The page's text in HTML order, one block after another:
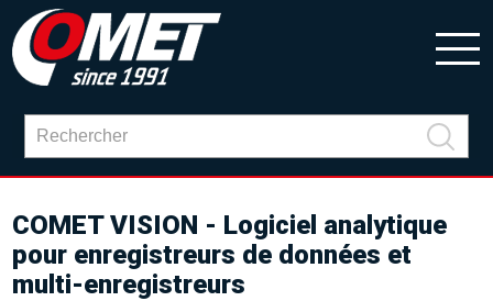
COMET VISION - Logiciel analytique
pour enregistreurs de données et
multi-enregistreurs